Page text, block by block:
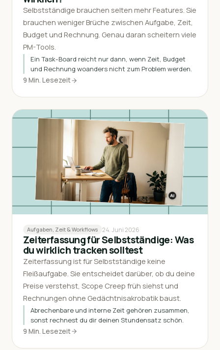
Selbstständige brauchen selten mehr Features. Sie
brauchen weniger Brüche zwischen Aufgabe, Zeit,
Budget und Rechnung. Genau daran scheitern viele
PM-Tools.
Ein Task-Board reicht nur dann, wenn Zeit, Budget
und Rechnung woanders nicht zum Problem werden.
9 Min. Lesezeit
Aufgaben, Zeit & Workflows 24. Juni 2026
Zeiterfassung für Selbstständige: Was
du wirklich tracken solltest
Zeiterfassung ist für Selbstständige keine
Fleißaufgabe. Sie entscheidet darüber, ob du deine
Preise verstehst, Scope Creep früh siehst und
Rechnungen ohne Gedächtnisakrobatik baust.
Abrechenbare und interne Zeit gehören zusammen,
sonst rechnest du dir deinen Stundensatz schön.
9 Min. Lesezeit